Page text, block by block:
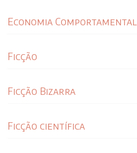
Economia Comportamental
Ficção
Ficção Bizarra
Ficção científica